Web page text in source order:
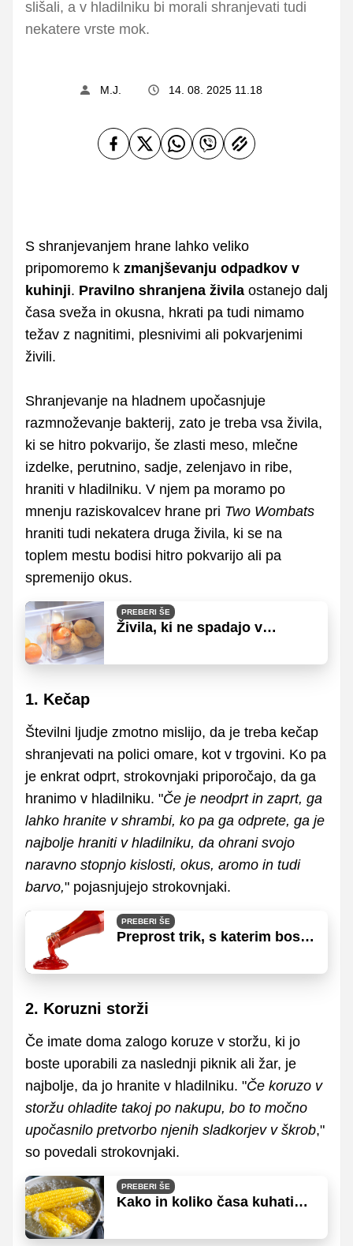
slišali, a v hladilniku bi morali shranjevati tudi
nekatere vrste mok.
M.J. 14. 08. 2025 11.18
S shranjevanjem hrane lahko veliko
pripomoremo k zmanjševanju odpadkov v
kuhinji. Pravilno shranjena živila ostanejo dalj
časa sveža in okusna, hkrati pa tudi nimamo
težav z nagnitimi, plesnivimi ali pokvarjenimi
živili.
Shranjevanje na hladnem upočasnjuje
razmnoževanje bakterij, zato je treba vsa živila,
ki se hitro pokvarijo, še zlasti meso, mlečne
izdelke, perutnino, sadje, zelenjavo in ribe,
hraniti v hladilniku. V njem pa moramo po
mnenju raziskovalcev hrane pri Two Wombats
hraniti tudi nekatera druga živila, ki se na
toplem mestu bodisi hitro pokvarijo ali pa
spremenijo okus.
PREBERI ŠE
Živila, ki ne spadajo v
1. Kečap
Številni ljudje zmotno mislijo, da je treba kečap
shranjevati na polici omare, kot v trgovini. Ko pa
je enkrat odprt, strokovnjaki priporočajo, da ga
hranimo v hladilniku. "Če je neodprt in zaprt, ga
lahko hranite v shrambi, ko pa ga odprete, ga je
najbolje hraniti v hladilniku, da ohrani svojo
naravno stopnjo kislosti, okus, aromo in tudi
barvo," pojasnjujejo strokovnjaki.
PREBERI ŠE
Preprost trik, s katerim boste
2. Koruzni storži
Če imate doma zalogo koruze v storžu, ki jo
boste uporabili za naslednji piknik ali žar, je
najbolje, da jo hranite v hladilniku. "Če koruzo v
storžu ohladite takoj po nakupu, bo to močno
upočasnilo pretvorbo njenih sladkorjev v škrob,"
so povedali strokovnjaki.
PREBERI ŠE
Kako in koliko časa kuhati